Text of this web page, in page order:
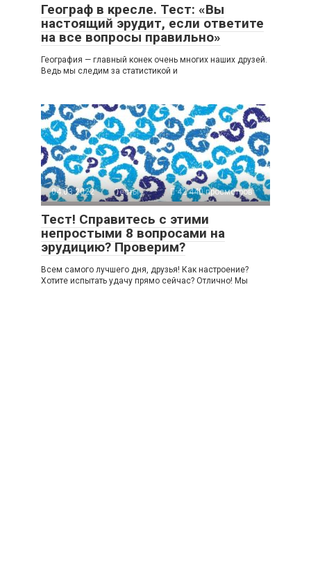
Географ в кресле. Тест: «Вы
настоящий эрудит, если ответите
на все вопросы правильно»
География — главный конек очень многих наших друзей.
Ведь мы следим за статистикой и
04.03.2022 Тесты 42 440 просмотров
Тест! Справитесь с этими
непростыми 8 вопросами на
эрудицию? Проверим?
Всем самого лучшего дня, друзья! Как настроение?
Хотите испытать удачу прямо сейчас? Отлично! Мы